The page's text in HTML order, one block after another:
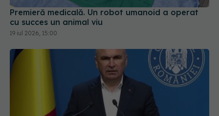
cu succes un animal viu
19 iul 2026, 15:00